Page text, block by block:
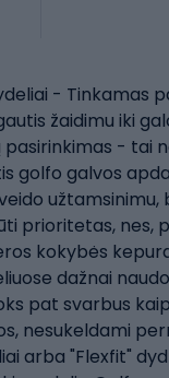
- Tinkamas
žaidimu iki
- tai
golfo galvos
prioritetas, nes,
kokybės
dažnai
pat svarbus
nesukeldami
arba "Flexfit"